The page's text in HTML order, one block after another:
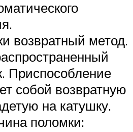
возвратный метод.
Приспособление
собой возвратную
на катушку.
поломки: